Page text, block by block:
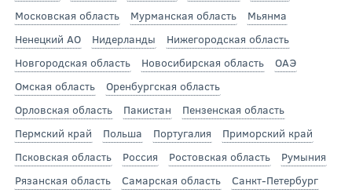
Московская область
Мурманская область
Мьянма
Ненецкий АО
Нидерланды
Нижегородская область
Новгородская область
Новосибирская область
ОАЭ
Омская область
Оренбургская область
Орловская область
Пакистан
Пензенская область
Пермский край
Польша Португалия
Приморский край
Псковская область
Россия Ростовская область
Румыния
Рязанская область
Самарская область
Санкт-Петербург